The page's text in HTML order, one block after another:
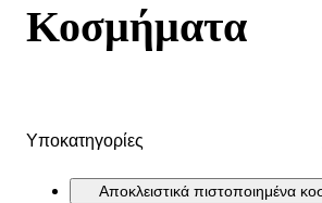
Κοσμήματα
Υποκατηγορίες
Αποκλειστικά πιστοποιημένα